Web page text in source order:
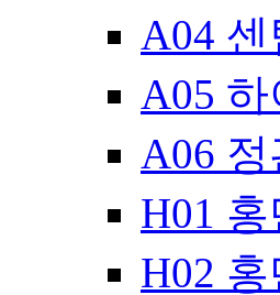
A04 센
A05
A06 정
H01
H02